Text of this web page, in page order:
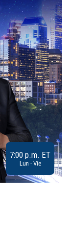
7:00 p.m. ET
Lun - Vie